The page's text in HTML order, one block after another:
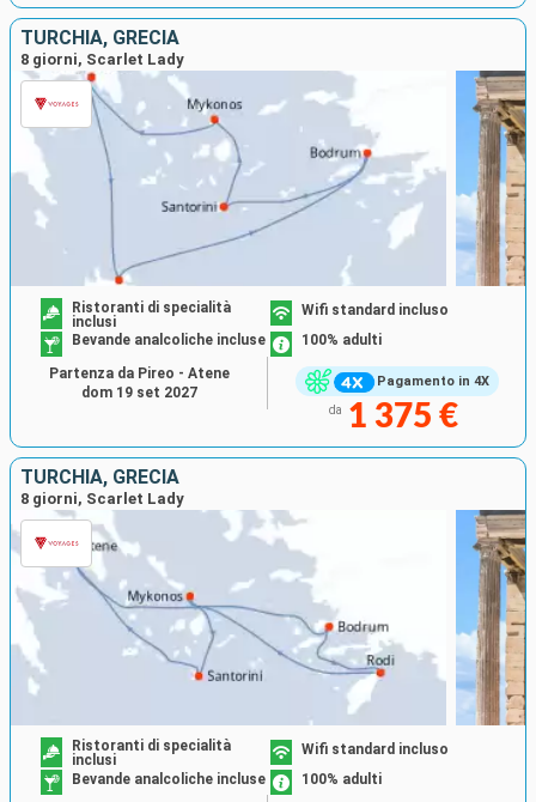
TURCHIA, GRECIA
8 giorni, Scarlet Lady
Pagamento in 4X
Ristoranti di specialità
inclusi
Wifi standard incluso
Bevande analcoliche incluse
100% adulti
da 1 375 €
Partenza da Pireo - Atene
dom 19 set 2027
TURCHIA, GRECIA
8 giorni, Scarlet Lady
Ristoranti di specialità
inclusi
Wifi standard incluso
Bevande analcoliche incluse
100% adulti